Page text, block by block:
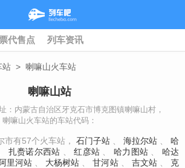
代售点 列车资讯
站 > 喇嘛山火车站
喇嘛山站
：内蒙古自治区牙克石市博克图镇喇嘛山村，
喇嘛山火车站的车站代码：
市有57个火车站， 石门子站 海拉尔站
哈
扎赉诺尔西站 红彦站 哈力图站
哈达
阿里河站 大杨树站 甘河站 吉文站
克